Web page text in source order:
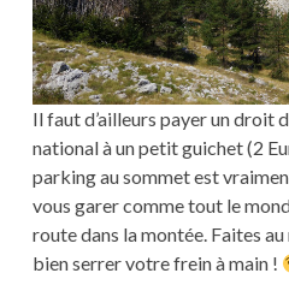
Il faut d’ailleurs payer un droit
national à un petit guichet (2
parking au sommet est
vous garer comme tout le
route dans la montée. Faites au
bien serrer votre frein à main !